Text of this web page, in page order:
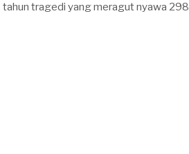
tahun tragedi yang meragut nyawa 298